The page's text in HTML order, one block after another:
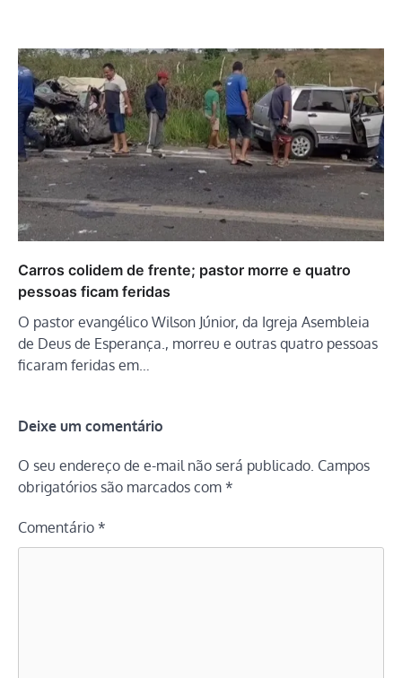
Carros colidem de frente; pastor morre e quatro
pessoas ficam feridas
O pastor evangélico Wilson Júnior, da Igreja Asembleia
de Deus de Esperança., morreu e outras quatro pessoas
ficaram feridas em…
Deixe um comentário
O seu endereço de e-mail não será publicado. Campos
obrigatórios são marcados com *
Comentário *